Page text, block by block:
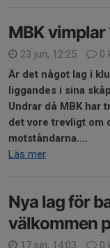
MBK vimplar
23 jun, 12:25
0
Är det något lag i
liggandes i sina
Undrar då MBK har
det vore trevligt om
motståndarna....
Läs mer
Nya lag för
välkommen
17 jun, 14:03 0